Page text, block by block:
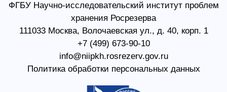
ФГБУ Научно-исследовательский институт проблем
хранения Росрезерва​
111033 Москва, Волочаевская ул., д. 40, корп. 1
+7 (499) 673-90-10
info@niipkh.rosrezerv.gov.ru
Политика обработки персональных данных